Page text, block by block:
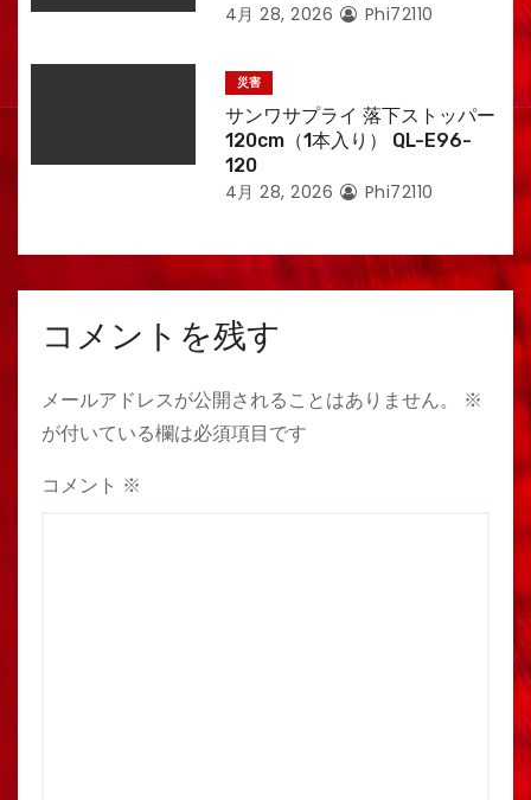
4月 28, 2026 Phi72110
災害
サンワサプライ 落下ストッパー
120cm（1本入り） QL-E96-
120
4月 28, 2026 Phi72110
コメントを残す
メールアドレスが公開されることはありません。
※
が付いている欄は必須項目です
コメント ※